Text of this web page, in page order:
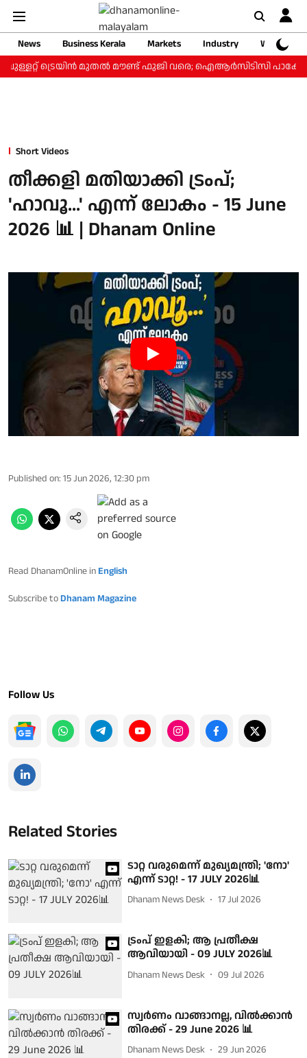
News Business Kerala Markets Industry
Web
ട്രെയിന്‍ മുതല്‍ മൗണ്ട് ഫുജി വരെ; ഐആര്‍സിടിസി
Short Videos
തീക്കളി മതിയാക്കി ട്രംപ്;
'ഹാവൂ...' എന്ന് ലോകം - 15 June
2026 📊 | Dhanam Online
Published on: 15 Jun 2026, 12:30 pm
Read DhanamOnline in English
Subscribe to Dhanam Magazine
Follow Us
Related Stories
ടാറ്റ വരുമെന്ന് മുഖ്യമന്ത്രി; 'നോ'
എന്ന് ടാറ്റ! - 17 JULY 2026📊
Dhanam News Desk 17 Jul 2026
ട്രംപ് ഇളകി; ആ പ്രതീക്ഷ
ആവിയായി - 09 JULY 2026📊
Dhanam News Desk 09 Jul 2026
സ്വര്‍ണം വാങ്ങാനല്ല, വില്‍ക്കാന്‍
തിരക്ക് - 29 June 2026 📊
Dhanam News Desk 29 Jun 2026